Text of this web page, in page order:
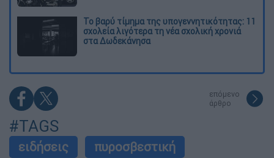
Το βαρύ τίμημα της υπογεννητικότητας: 11
σχολεία λιγότερα τη νέα σχολική χρονιά
στα Δωδεκάνησα
επόμενο
άρθρο
#TAGS
ειδήσεις
πυροσβεστική